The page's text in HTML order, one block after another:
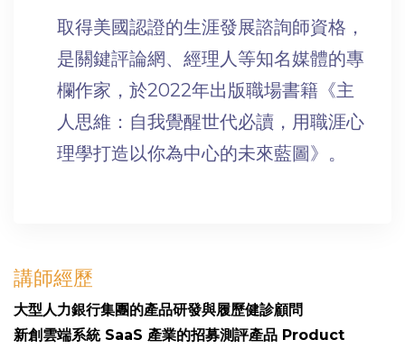
取得美國認證的生涯發展諮詢師資格，
是關鍵評論網、經理人等知名媒體的專
欄作家，於2022年出版職場書籍《主
人思維：自我覺醒世代必讀，用職涯心
理學打造以你為中心的未來藍圖》。
講師經歷
大型人力銀行集團的產品研發與履歷健診顧問
新創雲端系統 SaaS 產業的招募測評產品 Product